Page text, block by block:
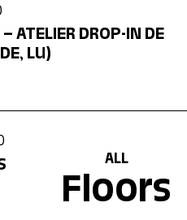
ATELIER DROP-IN DE
LU)
ALL
Floors